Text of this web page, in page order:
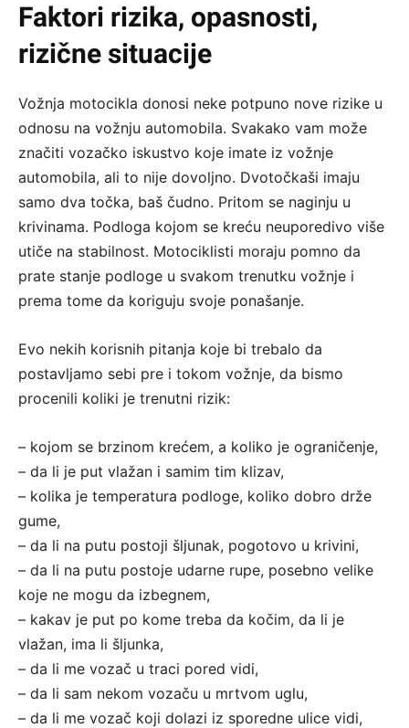
Faktori rizika, opasnosti,
rizične situacije
Vožnja motocikla donosi neke potpuno nove rizike u
odnosu na vožnju automobila. Svakako vam može
značiti vozačko iskustvo koje imate iz vožnje
automobila, ali to nije dovoljno. Dvotočkaši imaju
samo dva točka, baš čudno. Pritom se naginju u
krivinama. Podloga kojom se kreću neuporedivo više
utiče na stabilnost. Motociklisti moraju pomno da
prate stanje podloge u svakom trenutku vožnje i
prema tome da koriguju svoje ponašanje.
Evo nekih korisnih pitanja koje bi trebalo da
postavljamo sebi pre i tokom vožnje, da bismo
procenili koliki je trenutni rizik:
– kojom se brzinom krećem, a koliko je ograničenje,
– da li je put vlažan i samim tim klizav,
– kolika je temperatura podloge, koliko dobro drže
gume,
– da li na putu postoji šljunak, pogotovo u krivini,
– da li na putu postoje udarne rupe, posebno velike
koje ne mogu da izbegnem,
– kakav je put po kome treba da kočim, da li je
vlažan, ima li šljunka,
– da li me vozač u traci pored vidi,
– da li sam nekom vozaču u mrtvom uglu,
– da li me vozač koji dolazi iz sporedne ulice vidi,